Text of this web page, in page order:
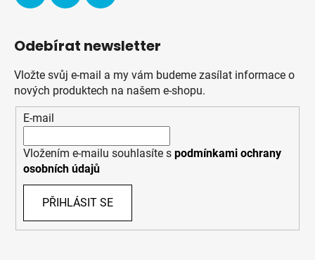
Odebírat newsletter
Vložte svůj e-mail a my vám budeme zasílat informace o
nových produktech na našem e-shopu.
E-mail
Vložením e-mailu souhlasíte s podmínkami ochrany
osobních údajů
PŘIHLÁSIT SE